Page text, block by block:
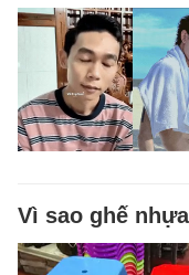
Vì sao ghế